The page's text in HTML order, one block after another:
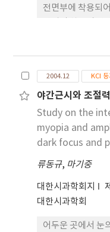
적으로 유의하게
대한 검안실 조
전면부에 착용되
시 안경 착용자에
사의 업무수행에
다. 방법: D대학의
통한 착용된 안경
안경 렌즈삽입부
결과: 수평방향에
3.2mm(SD 1.6),
0.4)이었으며 수
1.9), 하방향 편위
또한 안검을 기준
2.9mm(SD 1.6)
1.2mm(SD 1.0)
2004.12 KCI 등
야간근시와 조절
Study on the
myopia and
dark focus and
류동규, 마기중
대한시과학회지
대한시과학회
어두운 곳에서 눈